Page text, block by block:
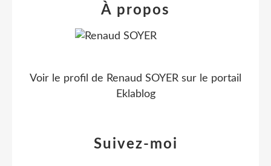
Suivez-moi
À propos
Voir le profil de Renaud SOYER sur le portail
Eklablog